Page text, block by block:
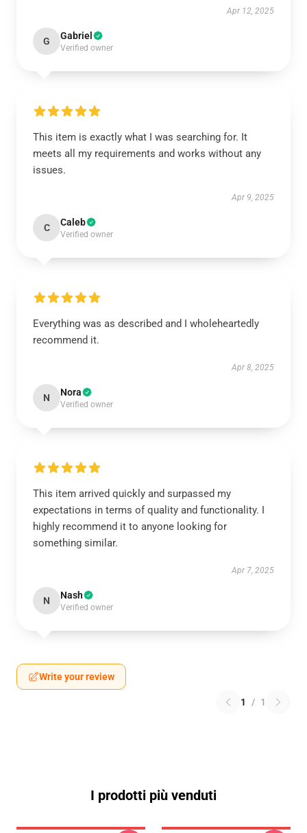
Apr 12, 2025
G Gabriel
Verified owner
This item is exactly what I was searching for. It
meets all my requirements and works without any
issues.
Apr 9, 2025
C Caleb
Verified owner
Everything was as described and I wholeheartedly
recommend it.
Apr 8, 2025
N Nora
Verified owner
This item arrived quickly and surpassed my
expectations in terms of quality and functionality. I
highly recommend it to anyone looking for
something similar.
Apr 7, 2025
N Nash
Verified owner
Write your review
1 / 1
I prodotti più venduti